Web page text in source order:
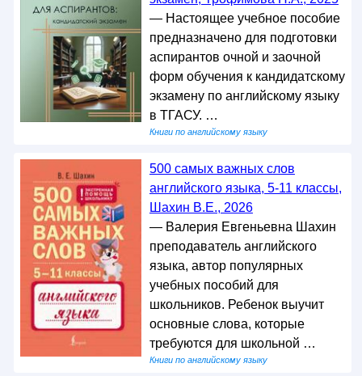
— Настоящее учебное пособие
предназначено для подготовки
аспирантов очной и заочной
форм обучения к кандидатскому
экзамену по английскому языку
в ТГАСУ. …
Книги по английскому языку
500 самых важных слов
английского языка, 5-11 классы,
Шахин В.Е., 2026
— Валерия Евгеньевна Шахин
преподаватель английского
языка, автор популярных
учебных пособий для
школьников. Ребенок выучит
основные слова, которые
требуются для школьной …
Книги по английскому языку